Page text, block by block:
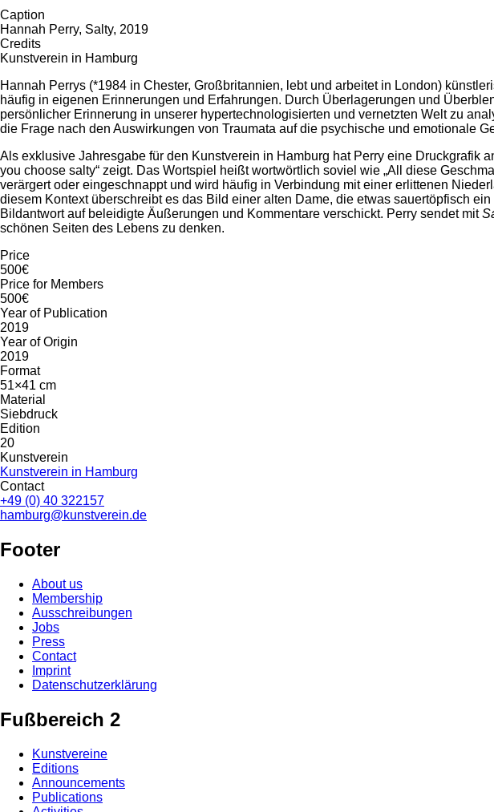
Caption
Hannah Perry, Salty, 2019
Credits
Kunstverein in Hamburg
Hannah Perrys (*1984 in Chester, Großbritannien, lebt und arbeitet in London)
häufig in eigenen Erinnerungen und Erfahrungen. Durch Überlagerungen und
persönlicher Erinnerung in unserer hypertechnologisierten und vernetzten Welt zu
die Frage nach den Auswirkungen von Traumata auf die psychische und emotionale
Als exklusive Jahresgabe für den Kunstverein in Hamburg hat Perry eine Druckgrafik
you choose salty“ zeigt. Das Wortspiel heißt wortwörtlich soviel wie „All diese
verärgert oder eingeschnappt und wird häufig in Verbindung mit einer erlittenen
diesem Kontext überschreibt es das Bild einer alten Dame, die etwas sauertöpfisch
Bildantwort auf beleidigte Äußerungen und Kommentare verschickt. Perry sendet mit
schönen Seiten des Lebens zu denken.
Price
500€
Price for Members
500€
Year of Publication
2019
Year of Origin
2019
Format
51×41 cm
Material
Siebdruck
Edition
20
Kunstverein
Kunstverein in Hamburg
Contact
+49 (0) 40 322157
hamburg@kunstverein.de
Footer
About us
Membership
Ausschreibungen
Jobs
Press
Contact
Imprint
Datenschutzerklärung
Fußbereich 2
Kunstvereine
Editions
Announcements
Publications